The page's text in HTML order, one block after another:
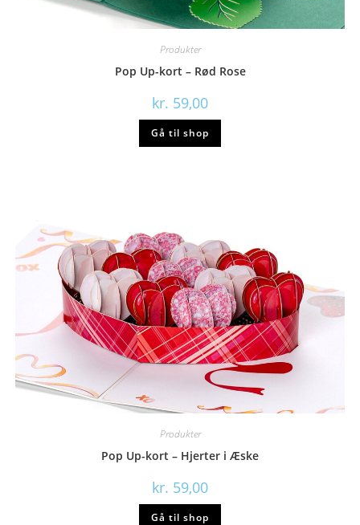
Produkter
Pop Up-kort – Rød Rose
kr. 59,00
Gå til shop
Produkter
Pop Up-kort – Hjerter i Æske
kr. 59,00
Gå til shop